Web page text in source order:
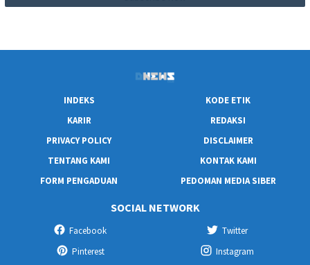
INDEKS
KODE ETIK
KARIR
REDAKSI
PRIVACY POLICY
DISCLAIMER
TENTANG KAMI
KONTAK KAMI
FORM PENGADUAN
PEDOMAN MEDIA SIBER
SOCIAL NETWORK
Facebook
Twitter
Pinterest
Instagram